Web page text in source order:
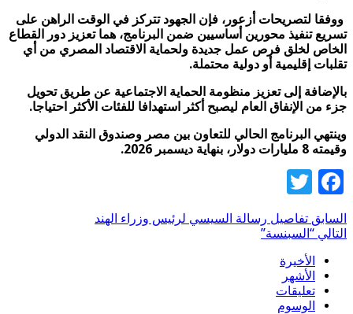
ووفقا لتصريحات أزعور، فإن الجهود تتركز في الوقت الراهن على
تسريع تنفيذ محورين أساسيين ضمن البرنامج، هما تعزيز دور القطاع
الخاص لخلق فرص عمل جديدة ولحماية الاقتصاد المصري من أي
تقلبات إقليمية أو دولية محتملة.
بالإضافة إلى تعزيز منظومة الحماية الاجتماعية عن طريق تحويل
جزء من الإنفاق العام ليصبح أكثر استهدافا للفئات الأكثر احتياجا.
وينتهي البرنامج الحالي للتعاون بين مصر وصندوق النقد الدولي
وقيمته 8 مليارات دولار، بنهاية ديسمبر 2026.
Facebook
السابق تفاصيل رسالة السيسي لرئيس وزراء الهند
التالي “السبنسة”
الأخيرة
الأشهر
تعليقات
الوسوم